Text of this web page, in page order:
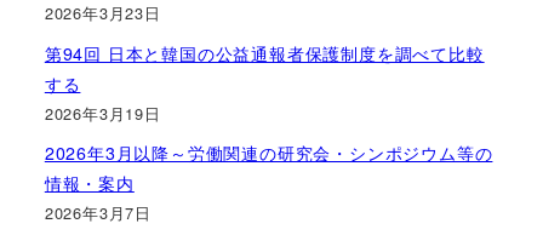
2026年3月23日
第94回 日本と韓国の公益通報者保護制度を調べて比較
する
2026年3月19日
2026年3月以降～労働関連の研究会・シンポジウム等の
情報・案内
2026年3月7日